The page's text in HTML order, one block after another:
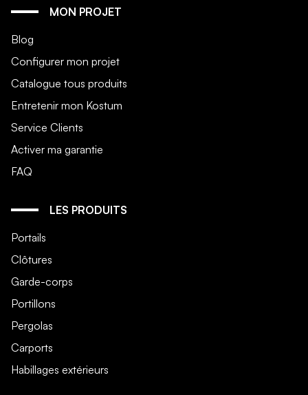
MON PROJET
Blog
Configurer mon projet
Catalogue tous produits
Entretenir mon Kostum
Service Clients
Activer ma garantie
FAQ
LES PRODUITS
Portails
Clôtures
Garde-corps
Portillons
Pergolas
Carports
Habillages extérieurs